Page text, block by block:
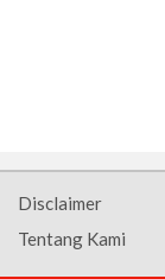
Disclaimer
Tentang Kami